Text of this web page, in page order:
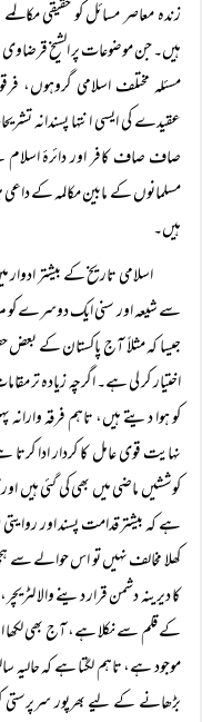
زندہ معاصر مسائل کو حقیقی
ہیں۔ جن موضوعات پر الشیخ
مسئلہ مختلف اسلامی گروہوں،
عقیدے کی ایسی انتہا پسندانہ
صاف صاف کافر اور دائرۂ
مسلمانوں کے مابین مکالمہ کے
ہیں۔
اسلامی تاریخ کے بیشتر
سے شیعہ اور سنی ایک دوسرے کو
جیسا کہ مثلاً آج پاکستان کے
اختیار کر لی ہے۔ اگرچہ زیادہ تر
کو ہوا دیتے ہیں، تاہم فرقہ
نہایت قوی عامل کا کردار ادا
کوششیں ماضی میں بھی کی گئی ہیں
ہے کہ بیشتر قدامت پسند اور
کھلا مخالف نہیں تو اس حوالے
کا دیرینہ دشمن قرار دینے والا
کے قلم سے نکلا ہے، آج بھی لکھا
موجود ہے، تاہم لگتا ہے کہ
بڑھانے کے لیے بھرپور سرپرستی